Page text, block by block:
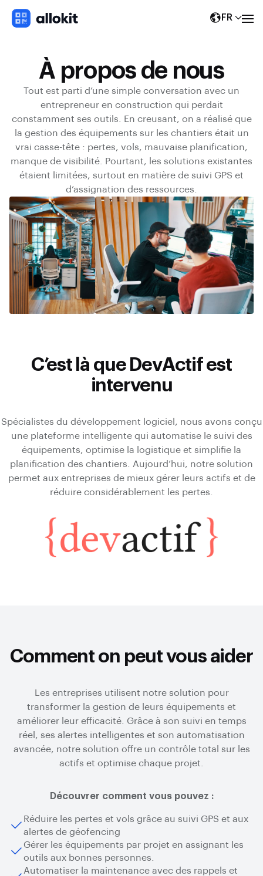
FR
À propos de nous
Tout est parti d’une simple conversation avec un
entrepreneur en construction qui perdait
constamment ses outils. En creusant, on a réalisé que
la gestion des équipements sur les chantiers était un
vrai casse-tête : pertes, vols, mauvaise planification,
manque de visibilité. Pourtant, les solutions existantes
étaient limitées, surtout en matière de suivi GPS et
d’assignation des ressources.
C’est là que DevActif est
intervenu
Spécialistes du développement logiciel, nous avons conçu
une plateforme intelligente qui automatise le suivi des
équipements, optimise la logistique et simplifie la
planification des chantiers. Aujourd’hui, notre solution
permet aux entreprises de mieux gérer leurs actifs et de
réduire considérablement les pertes.
Comment on peut vous aider
Les entreprises utilisent notre solution pour
transformer la gestion de leurs équipements et
améliorer leur efficacité. Grâce à son suivi en temps
réel, ses alertes intelligentes et son automatisation
avancée, notre solution offre un contrôle total sur les
actifs et optimise chaque projet.
Découvrer comment vous pouvez :
Réduire les pertes et vols grâce au suivi GPS et aux
alertes de géofencing
Gérer les équipements par projet en assignant les
outils aux bonnes personnes.
Automatiser la maintenance avec des rappels et